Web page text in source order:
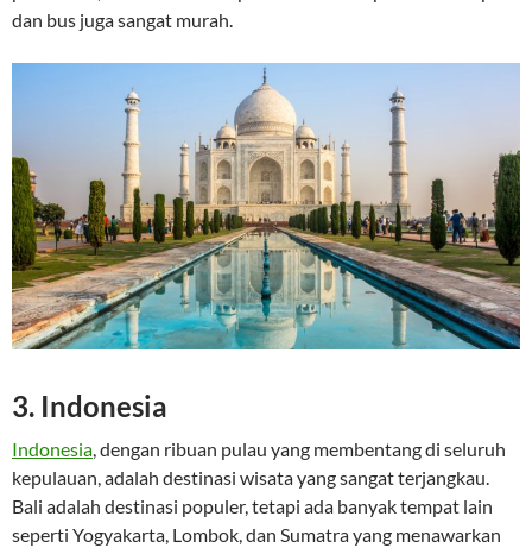
dan bus juga sangat murah.
3. Indonesia
Indonesia, dengan ribuan pulau yang membentang di seluruh
kepulauan, adalah destinasi wisata yang sangat terjangkau.
Bali adalah destinasi populer, tetapi ada banyak tempat lain
seperti Yogyakarta, Lombok, dan Sumatra yang menawarkan